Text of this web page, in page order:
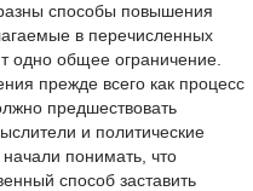
способы повышения
в перечисленных
одно общее ограничение.
прежде всего как процесс
предшествовать
и политические
понимать, что
способ заставить